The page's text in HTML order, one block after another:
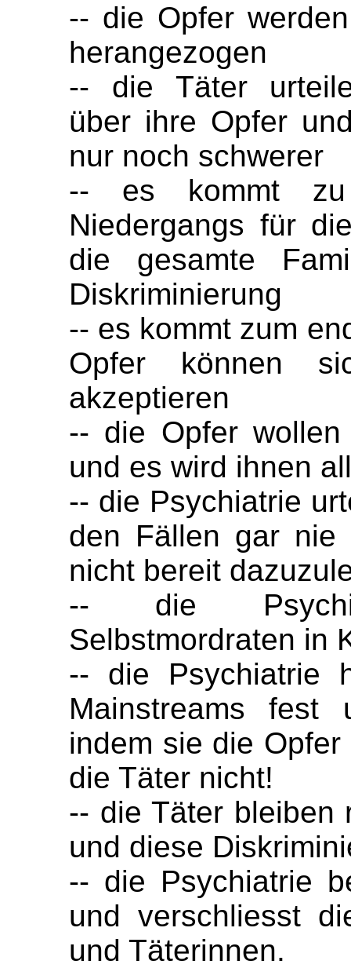
-- die Opfer
herangezogen
-- die Täter
über ihre Opfer
nur noch schwerer
-- es kommt zu
Niedergangs für
die gesamte
Diskriminierung
-- es kommt zum
Opfer können
akzeptieren
-- die Opfer
und es wird ihnen
-- die Psychiatrie
den Fällen gar
nicht bereit
-- die
Selbstmordraten in
-- die Psychiatrie
Mainstreams fest
indem sie die
die Täter nicht!
-- die Täter bleiben
und diese
-- die Psychiatrie
und verschliesst
und Täterinnen.